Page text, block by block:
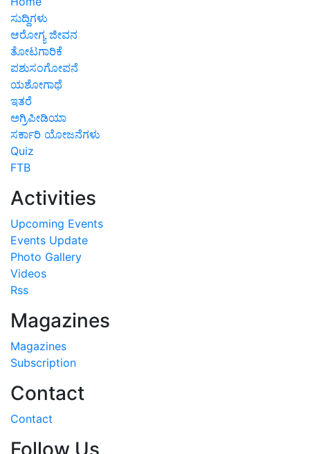
ಸುದ್ದಿಗಳು
ಆರೋಗ್ಯ ಜೀವನ
ತೋಟಗಾರಿಕೆ
ಪಶುಸಂಗೋಪನೆ
ಯಶೋಗಾಥೆ
ಇತರೆ
ಅಗ್ರಿಪೀಡಿಯಾ
ಸರ್ಕಾರಿ ಯೋಜನೆಗಳು
Quiz
FTB
Activities
Upcoming Events
Events Update
Photo Gallery
Videos
Rss
Magazines
Magazines
Subscription
Contact
Contact
Follow Us